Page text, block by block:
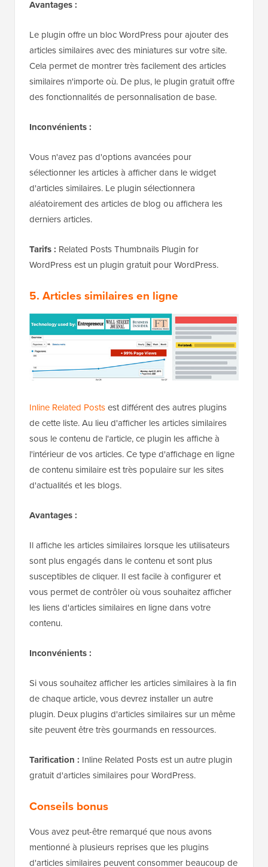
Avantages :
Le plugin offre un bloc WordPress pour ajouter des
articles similaires avec des miniatures sur votre site.
Cela permet de montrer très facilement des articles
similaires n'importe où. De plus, le plugin gratuit offre
des fonctionnalités de personnalisation de base.
Inconvénients :
Vous n'avez pas d'options avancées pour
sélectionner les articles à afficher dans le widget
d'articles similaires. Le plugin sélectionnera
aléatoirement des articles de blog ou affichera les
derniers articles.
Tarifs : Related Posts Thumbnails Plugin for
WordPress est un plugin gratuit pour WordPress.
5. Articles similaires en ligne
Inline Related Postsest différent des autres plugins
de cette liste. Au lieu d'afficher les articles similaires
sous le contenu de l'article, ce plugin les affiche à
l'intérieur de vos articles. Ce type d'affichage en ligne
de contenu similaire est très populaire sur les sites
d'actualités et les blogs.
Avantages :
Il affiche les articles similaires lorsque les utilisateurs
sont plus engagés dans le contenu et sont plus
susceptibles de cliquer. Il est facile à configurer et
vous permet de contrôler où vous souhaitez afficher
les liens d'articles similaires en ligne dans votre
contenu.
Inconvénients :
Si vous souhaitez afficher les articles similaires à la fin
de chaque article, vous devrez installer un autre
plugin. Deux plugins d'articles similaires sur un même
site peuvent être très gourmands en ressources.
Tarification : Inline Related Posts est un autre plugin
gratuit d'articles similaires pour WordPress.
Conseils bonus
Vous avez peut-être remarqué que nous avons
mentionné à plusieurs reprises que les plugins
d'articles similaires peuvent consommer beaucoup de